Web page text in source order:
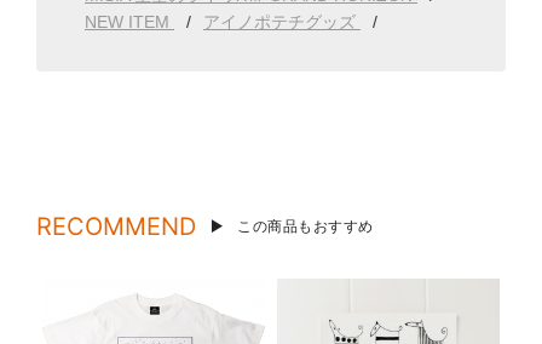
NEW ITEM
アイノポテチグッズ
RECOMMEND この商品もおすすめ